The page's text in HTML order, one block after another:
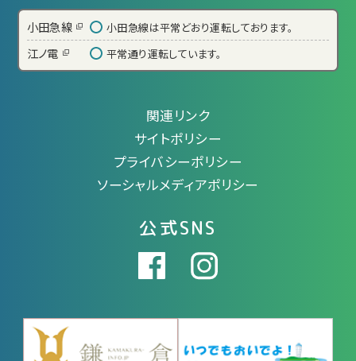
小田急線 小田急線は平常どおり運転しております。
江ノ電 平常通り運転しています。
関連リンク
サイトポリシー
プライバシーポリシー
ソーシャルメディアポリシー
公式SNS